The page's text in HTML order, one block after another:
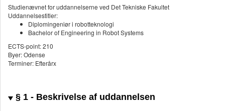
Studienævnet for uddannelserne ved Det Tekniske Fakultet
Uddannelsestitler:
Diplomingeniør i robotteknologi
Bachelor of Engineering in Robot Systems
ECTS-point: 210
Byer: Odense
Terminer: Efterårx
§ 1 - Beskrivelse af uddannelsen